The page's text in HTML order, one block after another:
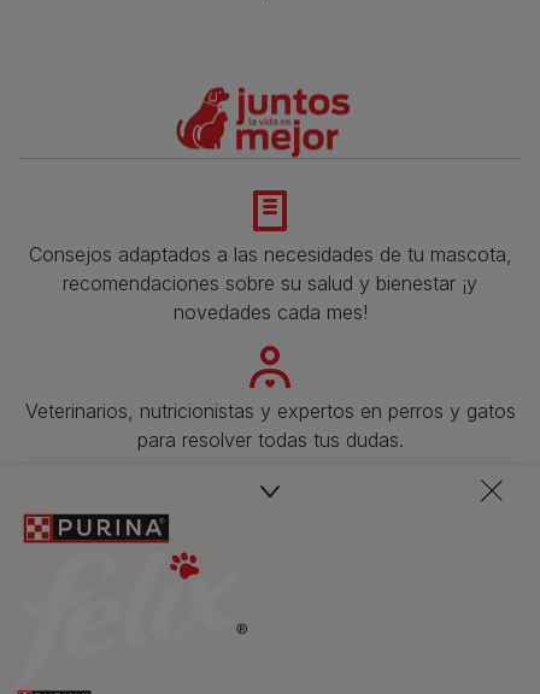
Consejos adaptados a las necesidades de tu mascota,
recomendaciones sobre su salud y bienestar ¡y
novedades cada mes!
Veterinarios, nutricionistas y expertos en perros y gatos
para resolver todas tus dudas.​
Promociones, concursos, descuentos y ofertas de
todas nuestras marcas.​
¡No te lo pierdas, únete a Purina y empieza